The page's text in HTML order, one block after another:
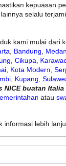
kepuasan
selalu
kami mulai dari
Bandung Medan
Cikupa
, Kota Modern
, Kupang
NICE buatan Italia
atau
informasi lebih